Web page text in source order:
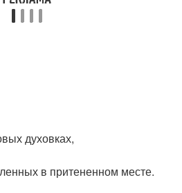
духовках,
в притененном месте.